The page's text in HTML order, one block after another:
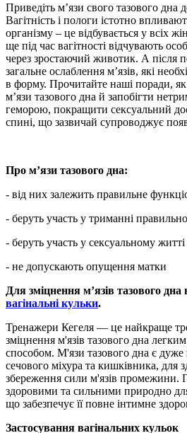
Приведіть м’язи свого тазового дна
Вагітність і пологи істотно
організму – це відбувається у всіх
ще під час вагітності відчувають
через зростаючий животик. А після
загальне ослаблення м’язів, які
в форму. Прочитайте наші поради,
м’язи тазового дна й запобігти
геморою, покращити сексуальний
спині, що зазвичай супроводжує
Про м’язи тазового дна:
- від них залежить правильне
- беруть участь у триманні
- беруть участь у сексуальному
- не допускають опущення матки
Для зміцнення м’язів тазового
вагінальні кульки.
Тренажери Кегеля — це найкраще
зміцнення м'язів тазового дна
способом. М'язи тазового дна є
сечового міхура та кишківника, для
збереження сили м'язів промежини.
здоровими та сильними природно
що забезпечує її повне інтимне
Застосування вагінальних кульок